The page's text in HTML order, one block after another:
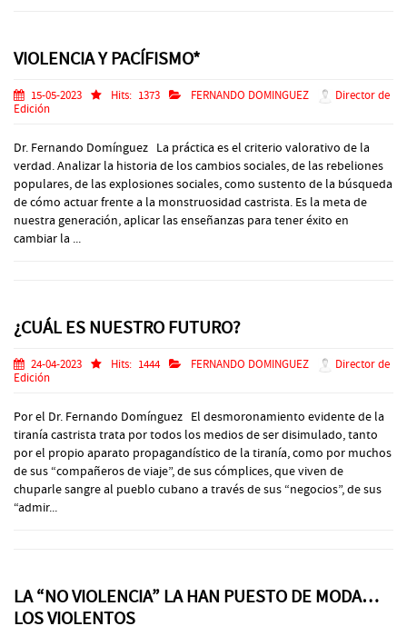
VIOLENCIA Y PACÍFISMO*
15-05-2023 Hits: 1373 FERNANDO DOMINGUEZ
Director de
Edición
Dr. Fernando Domínguez La práctica es el criterio valorativo de la
verdad. Analizar la historia de los cambios sociales, de las rebeliones
populares, de las explosiones sociales, como sustento de la búsqueda
de cómo actuar frente a la monstruosidad castrista. Es la meta de
nuestra generación, aplicar las enseñanzas para tener éxito en
cambiar la ...
¿CUÁL ES NUESTRO FUTURO?
24-04-2023 Hits: 1444 FERNANDO DOMINGUEZ
Director de
Edición
Por el Dr. Fernando Domínguez El desmoronamiento evidente de la
tiranía castrista trata por todos los medios de ser disimulado, tanto
por el propio aparato propagandístico de la tiranía, como por muchos
de sus “compañeros de viaje”, de sus cómplices, que viven de
chuparle sangre al pueblo cubano a través de sus “negocios”, de sus
“admir...
LA “NO VIOLENCIA” LA HAN PUESTO DE MODA…
LOS VIOLENTOS